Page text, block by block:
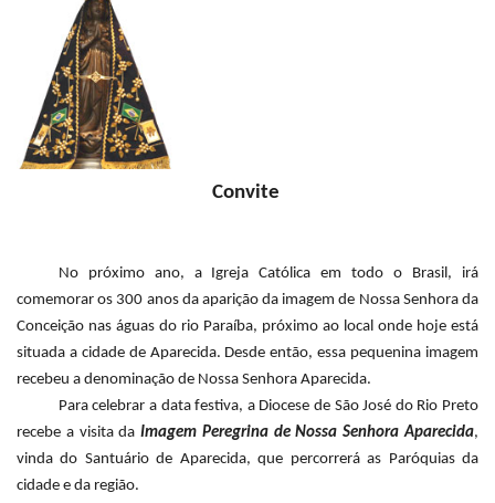
Convite
No próximo ano, a Igreja Católica em todo o Brasil, irá
comemorar os 300 anos da aparição da imagem de Nossa Senhora da
Conceição nas águas do rio Paraíba, próximo ao local onde hoje está
situada a cidade de Aparecida. Desde então, essa pequenina imagem
recebeu a denominação de Nossa Senhora Aparecida.
Para celebrar a data festiva, a Diocese de São José do Rio Preto
recebe a visita da Imagem Peregrina de Nossa Senhora Aparecida,
vinda do Santuário de Aparecida, que percorrerá as Paróquias da
cidade e da região.